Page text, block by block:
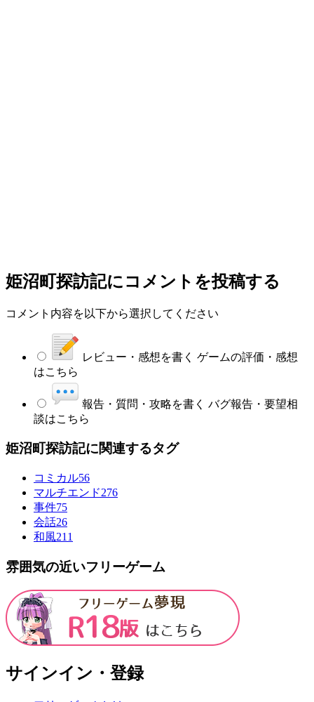
姫沼町探訪記にコメントを投稿する
コメント内容を以下から選択してください
レビュー・感想を書く ゲームの評価・感想
はこちら
報告・質問・攻略を書く バグ報告・要望相
談はこちら
姫沼町探訪記に関連するタグ
コミカル56
マルチエンド276
事件75
会話26
和風211
雰囲気の近いフリーゲーム
サインイン・登録